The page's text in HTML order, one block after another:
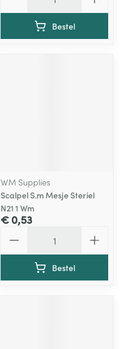
Bestel
WM Supplies
Scalpel S.m Mesje Steriel
N21 1 Wm
€ 0,53
Bestel